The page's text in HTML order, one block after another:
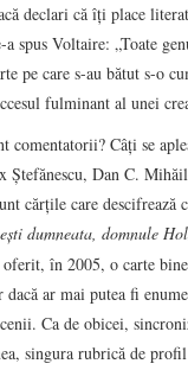
declari că îţi place
spus Voltaire: „Toate
pe care s-au bătut s-o
fulminant al unei
comentatorii? Câţi se
Dan C.
cărţile care descifrează
dumneata, domnule
oferit, în 2005, o carte
ar mai putea fi
Ca de obicei,
singura rubrică de profil